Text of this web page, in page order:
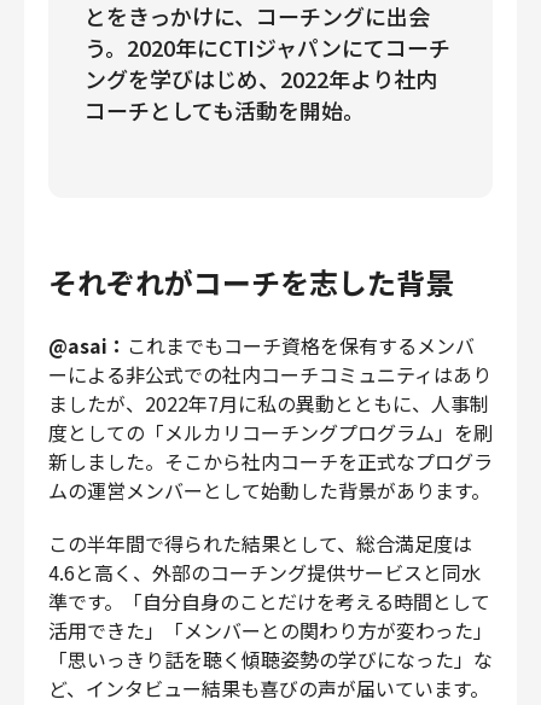
とをきっかけに、コーチングに出会
う。2020年にCTIジャパンにてコーチ
ングを学びはじめ、2022年より社内
コーチとしても活動を開始。
それぞれがコーチを志した背景
@asai： これまでもコーチ資格を保有するメンバ
ーによる非公式での社内コーチコミュニティはあり
ましたが、2022年7月に私の異動とともに、人事制
度としての「メルカリコーチングプログラム」を刷
新しました。そこから社内コーチを正式なプログラ
ムの運営メンバーとして始動した背景があります。
この半年間で得られた結果として、総合満足度は
4.6と高く、外部のコーチング提供サービスと同水
準です。「自分自身のことだけを考える時間として
活用できた」「メンバーとの関わり方が変わった」
「思いっきり話を聴く傾聴姿勢の学びになった」な
ど、インタビュー結果も喜びの声が届いています。